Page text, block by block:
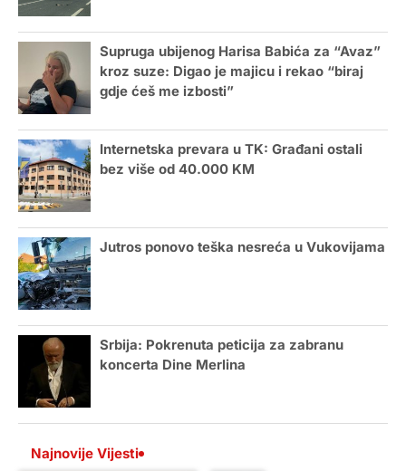
Supruga ubijenog Harisa Babića za “Avaz”
kroz suze: Digao je majicu i rekao “biraj
gdje ćeš me izbosti”
Internetska prevara u TK: Građani ostali
bez više od 40.000 KM
Jutros ponovo teška nesreća u Vukovijama
Srbija: Pokrenuta peticija za zabranu
koncerta Dine Merlina
Najnovije Vijesti